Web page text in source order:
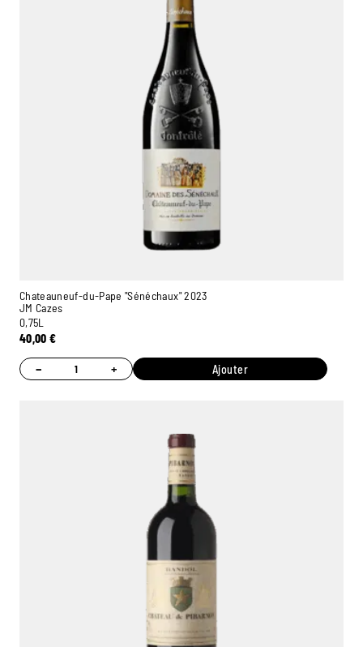
Chateauneuf-du-Pape "Sénéchaux" 2023
JM Cazes
0,75L
40,00€
− + Ajouter